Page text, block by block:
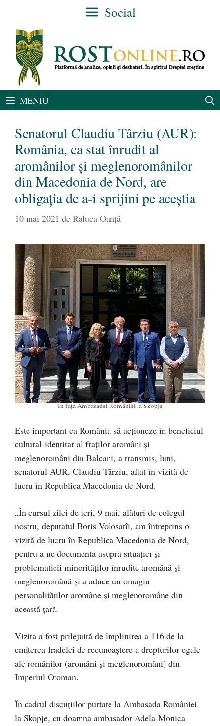
conținut
Social
MENIU
Senatorul Claudiu Târziu (AUR):
România, ca stat înrudit al
aromânilor și meglenoromânilor
din Macedonia de Nord, are
obligația de a-i sprijini pe aceştia
10 mai 2021 de Raluca Oanță
În fața Ambasadei României la Skopje
Este important ca România să acționeze în beneficiul
cultural-identitar al fraților aromâni și
meglenoromâni din Balcani, a transmis, luni,
senatorul AUR, Claudiu Târziu, aflat în vizită de
lucru în Republica Macedonia de Nord.
„În cursul zilei de ieri, 9 mai, alături de colegul
nostru, deputatul Boris Volosatîi, am întreprins o
vizită de lucru în Republica Macedonia de Nord,
pentru a ne documenta asupra situației și
problematicii minorităților înrudite aromână și
meglenoromână și a aduce un omagiu
personalităților aromâne și meglenoromâne din
această țară.
Vizita a fost prilejuită de împlinirea a 116 de la
emiterea Iradelei de recunoaștere a drepturilor egale
ale românilor (aromâni și meglenoromâni) din
Imperiul Otoman.
În cadrul discuţiilor purtate la Ambasada României
la Skopje, cu doamna ambasador Adela-Monica